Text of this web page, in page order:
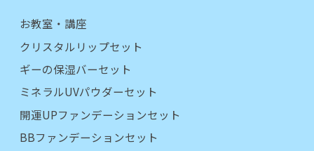
お教室・講座
クリスタルリップセット
ギーの保湿バーセット
ミネラルUVパウダーセット
開運UPファンデーションセット
BBファンデーションセット